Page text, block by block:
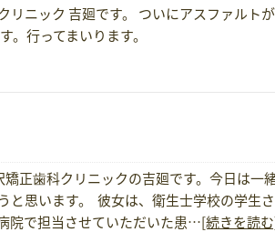
リニック 吉廻です。 ついにアスファルト
。行ってまいります。
正歯科クリニックの吉廻です。今日は一
と思います。 彼女は、衛生士学校の学生
院で担当させていただいた患…[続きを読